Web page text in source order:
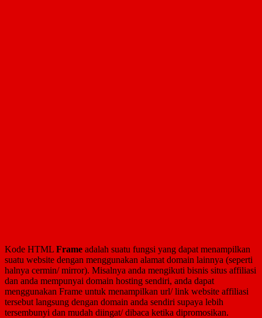
Kode HTML Frame adalah suatu fungsi yang dapat menampilkan
suatu website dengan menggunakan alamat domain lainnya (seperti
halnya cermin/ mirror). Misalnya anda mengikuti bisnis situs affiliasi
dan anda mempunyai domain hosting sendiri, anda dapat
menggunakan Frame untuk menampilkan url/ link website affiliasi
tersebut langsung dengan domain anda sendiri supaya lebih
tersembunyi dan mudah diingat/ dibaca ketika dipromosikan.